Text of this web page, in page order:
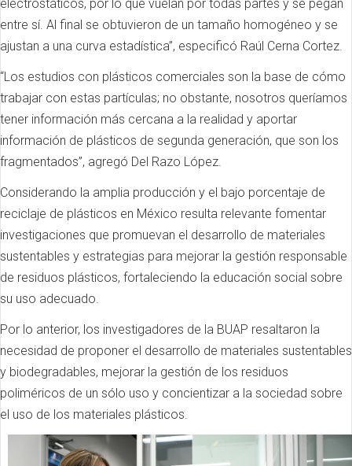
electrostáticos, por lo que vuelan por todas partes y se pegan
entre sí. Al final se obtuvieron de un tamaño homogéneo y se
ajustan a una curva estadística”, especificó Raúl Cerna Cortez.
“Los estudios con plásticos comerciales son la base de cómo
trabajar con estas partículas; no obstante, nosotros queríamos
tener información más cercana a la realidad y aportar
información de plásticos de segunda generación, que son los
fragmentados”, agregó Del Razo López.
Considerando la amplia producción y el bajo porcentaje de
reciclaje de plásticos en México resulta relevante fomentar
investigaciones que promuevan el desarrollo de materiales
sustentables y estrategias para mejorar la gestión responsable
de residuos plásticos, fortaleciendo la educación social sobre
su uso adecuado.
Por lo anterior, los investigadores de la BUAP resaltaron la
necesidad de proponer el desarrollo de materiales sustentables
y biodegradables, mejorar la gestión de los residuos
poliméricos de un sólo uso y concientizar a la sociedad sobre
el uso de los materiales plásticos.